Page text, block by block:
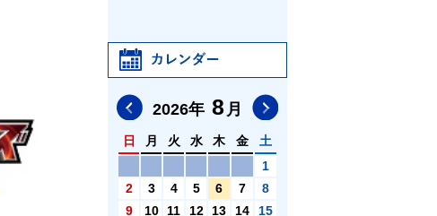
2026年 8 月
日 月 火 水 木 金
土
1
2
3 4 5 6 7
8
9
10 11 12 13 14
15
前の月へ